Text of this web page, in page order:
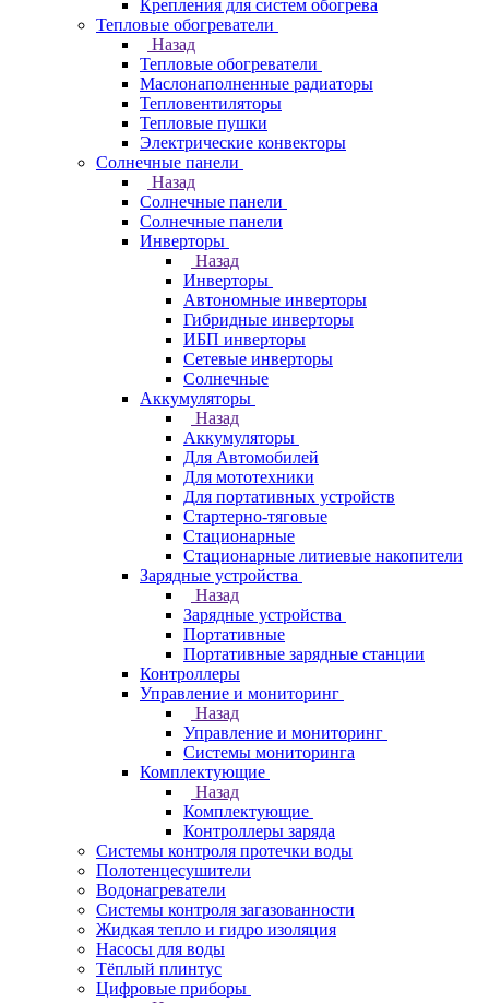
Крепления для систем обогрева
Тепловые обогреватели
Назад
Тепловые обогреватели
Маслонаполненные радиаторы
Тепловентиляторы
Тепловые пушки
Электрические конвекторы
Солнечные панели
Назад
Солнечные панели
Солнечные панели
Инверторы
Назад
Инверторы
Автономные инверторы
Гибридные инверторы
ИБП инверторы
Сетевые инверторы
Солнечные
Аккумуляторы
Назад
Аккумуляторы
Для Автомобилей
Для мототехники
Для портативных устройств
Стартерно-тяговые
Стационарные
Стационарные литиевые накопители
Зарядные устройства
Назад
Зарядные устройства
Портативные
Портативные зарядные станции
Контроллеры
Управление и мониторинг
Назад
Управление и мониторинг
Системы мониторинга
Комплектующие
Назад
Комплектующие
Контроллеры заряда
Системы контроля протечки воды
Полотенцесушители
Водонагреватели
Системы контроля загазованности
Жидкая тепло и гидро изоляция
Насосы для воды
Тёплый плинтус
Цифровые приборы